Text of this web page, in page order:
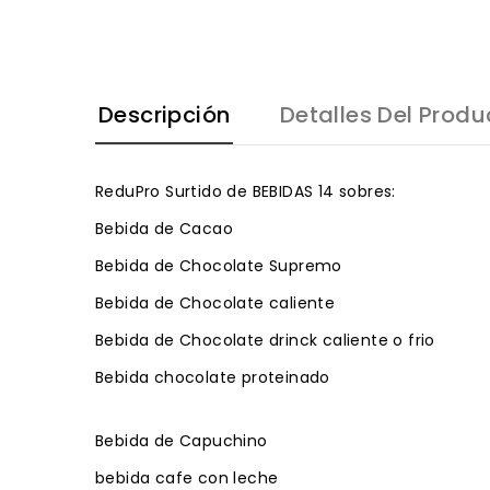
Descripción Detalles Del
ReduPro Surtido de BEBIDAS 14 sobres:
Bebida de Cacao
Bebida de Chocolate Supremo
Bebida de Chocolate caliente
Bebida de Chocolate drinck caliente o frio
Bebida chocolate proteinado
Bebida de Capuchino
bebida cafe con leche